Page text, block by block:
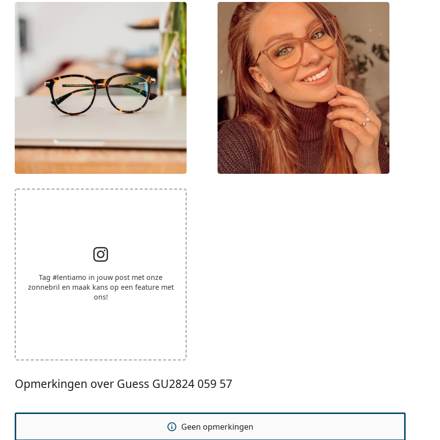
Tag #lentiamo in jouw post met onze
zonnebril en maak kans op een feature met
ons!
Opmerkingen over Guess GU2824 059 57
Geen opmerkingen